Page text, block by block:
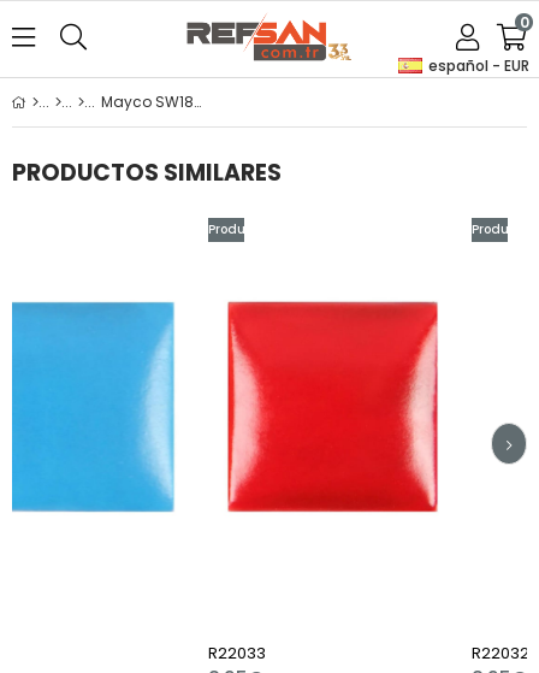
español - EUR
0
Mayco SW185 Rainforest 475ml
PRODUCTOS SIMILARES